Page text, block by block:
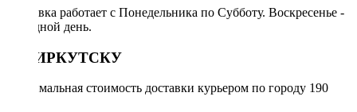
Доставка работает с Понедельника по Субботу. Воскресенье -
выходной день.
ПО ИРКУТСКУ
Минимальная стоимость доставки курьером по городу 190